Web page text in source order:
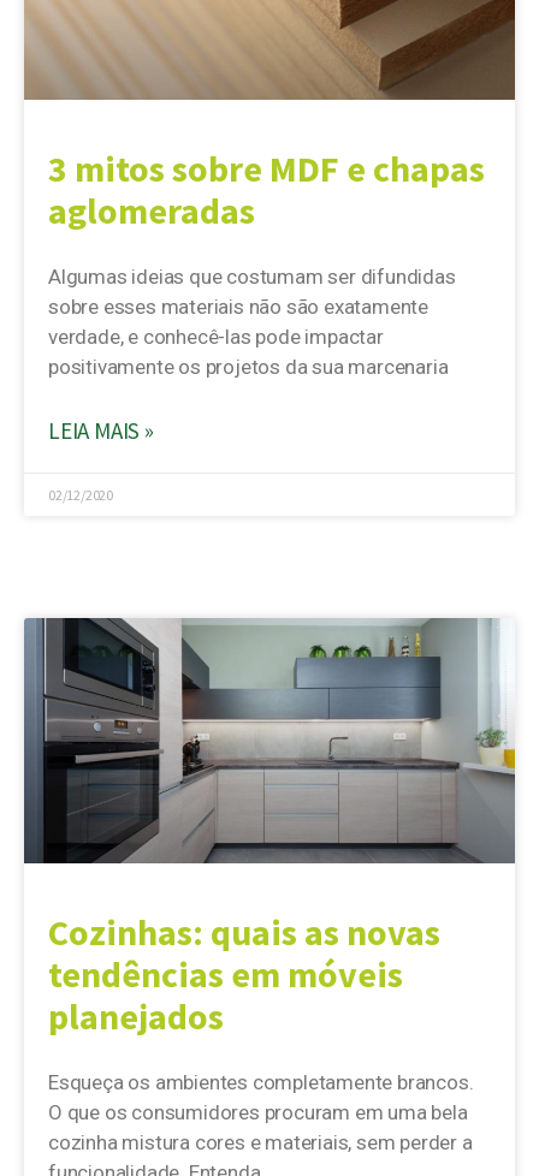
3 mitos sobre MDF e chapas
aglomeradas
Algumas ideias que costumam ser difundidas
sobre esses materiais não são exatamente
verdade, e conhecê-las pode impactar
positivamente os projetos da sua marcenaria
LEIA MAIS »
02/12/2020
Cozinhas: quais as novas
tendências em móveis
planejados
Esqueça os ambientes completamente brancos.
O que os consumidores procuram em uma bela
cozinha mistura cores e materiais, sem perder a